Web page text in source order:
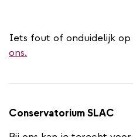
Iets fout of onduidelijk op
ons.
Conservatorium SLAC